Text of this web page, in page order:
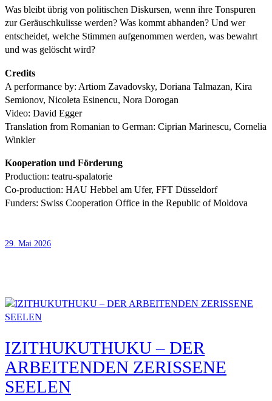
Was bleibt übrig von politischen Diskursen, wenn ihre Tonspuren
zur Geräuschkulisse werden? Was kommt abhanden? Und wer
entscheidet, welche Stimmen aufgenommen werden, was bewahrt
und was gelöscht wird?
Credits
A performance by: Artiom Zavadovsky, Doriana Talmazan, Kira
Semionov, Nicoleta Esinencu, Nora Dorogan
Video: David Egger
Translation from Romanian to German: Ciprian Marinescu, Cornelia
Winkler
Kooperation und Förderung
Production: teatru-spalatorie
Co-production: HAU Hebbel am Ufer, FFT Düsseldorf
Funders: Swiss Cooperation Office in the Republic of Moldova
29. Mai 2026
IZITHUKUTHUKU – DER
ARBEITENDEN ZERISSENE
SEELEN